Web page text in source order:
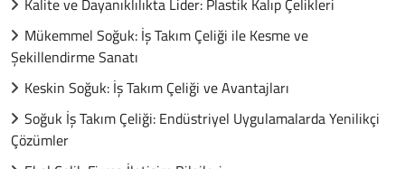
Kalite ve Dayanıklılıkta Lider: Plastik Kalıp Çelikleri
Mükemmel Soğuk: İş Takım Çeliği ile Kesme ve
Şekillendirme Sanatı
Keskin Soğuk: İş Takım Çeliği ve Avantajları
Soğuk İş Takım Çeliği: Endüstriyel Uygulamalarda Yenilikçi
Çözümler